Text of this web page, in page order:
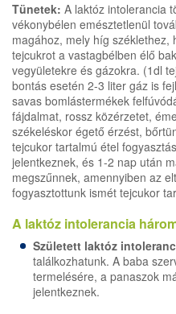
Tünetek: A laktóz intolerancia
vékonybélen emésztetlenül
magához, mely híg széklethez,
tejcukrot a vastagbélben élő
vegyületekre és gázokra. (1dl
bontás esetén 2-3 liter gáz is
savas bomlástermékek
fájdalmat, rossz közérzetet,
székeléskor égető érzést,
tejcukor tartalmú étel
jelentkeznek, és 1-2 nap után
megszűnnek, amennyiben az
fogyasztottunk ismét tejcukor
A laktóz intolerancia
Született laktóz
találkozhatunk. A baba
termelésére, a panaszok
jelentkeznek.